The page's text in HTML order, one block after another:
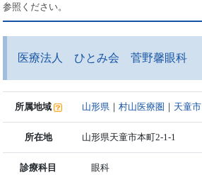
参照ください。
医療法人 ひとみ会 菅野馨眼科
所属地域 山形県 ｜村山医療圏 ｜ 天童市
所在地 山形県天童市本町2-1-1
診療科目 眼科